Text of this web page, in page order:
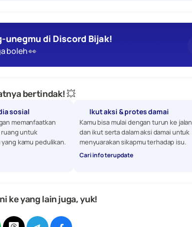
unegmu di Discord Bijak!
boleh 👀
bertindak! 💥
sosial
memanfaatkan
ruang untuk
kamu pedulikan.
Ikut aksi & protes damai
Kamu bisa mulai dengan turun ke jalan
dan ikut serta dalam aksi damai untuk
menyuarakan sikapmu terhadap isu.
Cari info terupdate
ke yang lain juga, yuk!